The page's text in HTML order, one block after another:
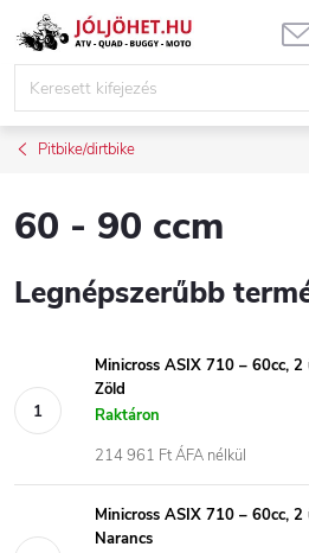
Ugrás
Pitbike/dirtbike
60 - 90 ccm
Legnépszerűbb
Minicross ASIX 710 – 60cc,
Zöld
Raktáron
214 961 Ft ÁFA nélkül
Minicross ASIX 710 – 60cc,
Narancs